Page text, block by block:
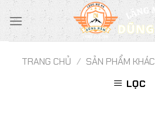
Chuyển
đến
nội
TRANG CHỦ / SẢN PHẨM KHÁC
LỌC